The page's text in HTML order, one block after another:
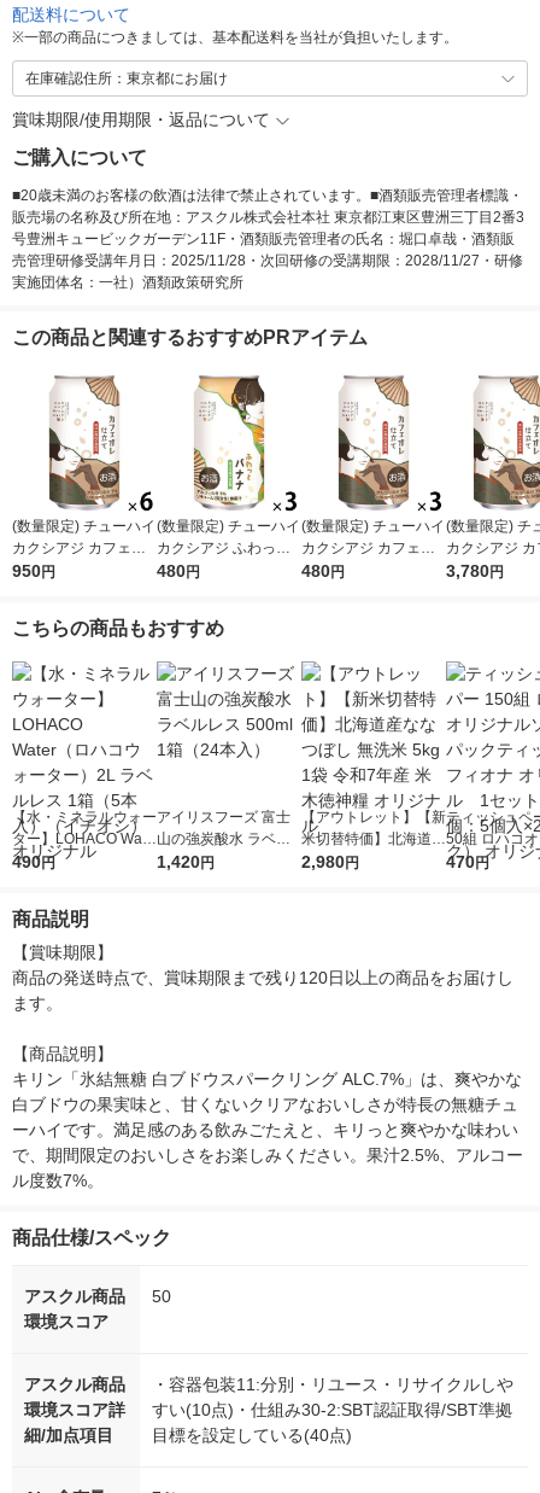
配送料について
※一部の商品につきましては、基本配送料を当社が負担いたします。
在庫確認住所：東京都にお届け
賞味期限/使用期限・返品について
ご購入について
■20歳未満のお客様の飲酒は法律で禁止されています。■酒類販売管理者標識・
販売場の名称及び所在地：アスクル株式会社本社 東京都江東区豊洲三丁目2番3
号豊洲キュービックガーデン11F・酒類販売管理者の氏名：堀口卓哉・酒類販
売管理研修受講年月日：2025/11/28・次回研修の受講期限：2028/11/27・研修
実施団体名：一社）酒類政策研究所
この商品と関連するおすすめPRアイテム
(数量限定) チューハイ
カクシアジ カフェオ
レ仕立て 缶 350ml 6
950円
(数量限定) チューハイ
カクシアジ ふわっと
バナナ 缶 350ml 3本
480円
(数量限定) チューハイ
カクシアジ カフェオ
レ仕立て 缶 350ml 3
480円
(数量限定) チ
カクシアジ
レ仕立て 缶
3,780円
こちらの商品もおすすめ
【水・ミネラルウォー
ター】LOHACO Wate
r（ロハコウォータ
シ） オリジナル
490円
アイリスフーズ 富士
山の強炭酸水 ラベル
レス 500ml 1箱（24
1,420円
【アウトレット】【新
米切替特価】北海道産
ななつぼし 無洗米 5k
2,980円
ティッシュペ
50組 ロハコ
ルソフトパッ
470円
商品説明
【賞味期限】
商品の発送時点で、賞味期限まで残り120日以上の商品をお届けし
ます。
【商品説明】
キリン「氷結無糖 白ブドウスパークリング ALC.7%」は、爽やかな
白ブドウの果実味と、甘くないクリアなおいしさが特長の無糖チュ
ーハイです。満足感のある飲みごたえと、キリっと爽やかな味わい
で、期間限定のおいしさをお楽しみください。果汁2.5%、アルコー
ル度数7%。
商品仕様/スペック
アスクル商品
環境スコア
50
アスクル商品
環境スコア詳
細/加点項目
・容器包装11:分別・リユース・リサイクルしや
すい(10点)・仕組み30-2:SBT認証取得/SBT準拠
目標を設定している(40点)